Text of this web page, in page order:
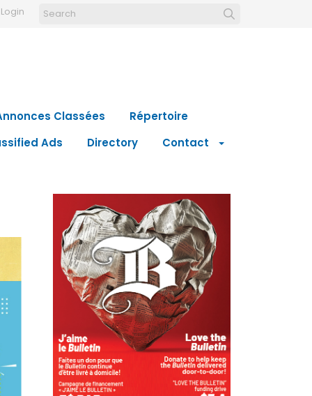
Login
Classées
Répertoire
Ads Directory Contact